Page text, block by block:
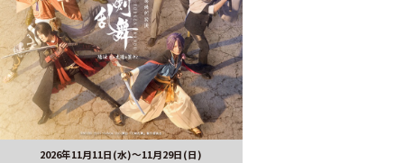
2026年11月11日(水)～11月29日(日)